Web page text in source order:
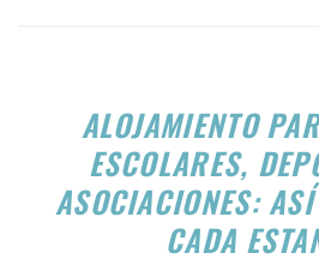
ALOJAMIENTO
ESCOLARES,
ASOCIACIONES:
CADA